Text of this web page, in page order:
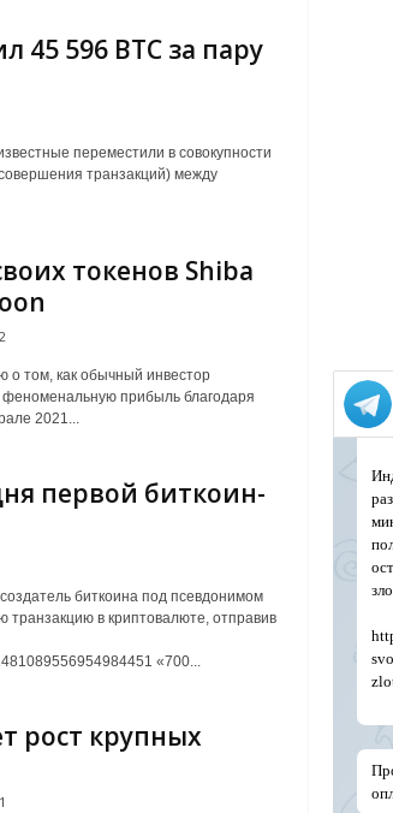
45 596 BTC за пару
переместили в совокупности
транзакций) между
токенов Shiba
том, как обычный инвестор
феноменальную прибыль благодаря
2021...
первой биткоин-
биткоина под псевдонимом
в криптовалюте, отправив
«700...
рост крупных